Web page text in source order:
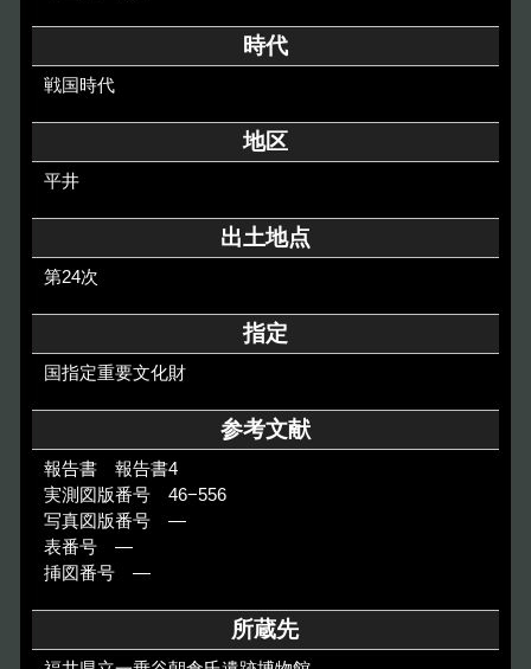
時代
戦国時代
地区
平井
出土地点
第24次
指定
国指定重要文化財
参考文献
報告書 報告書4
実測図版番号 46−556
写真図版番号 ―
表番号 ―
挿図番号 ―
所蔵先